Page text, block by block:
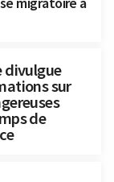
divulgue
sur
de